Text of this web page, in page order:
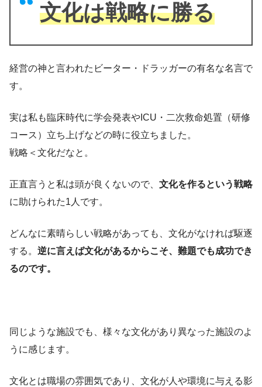
文化は戦略に勝る
経営の神と言われたビーター・ドラッガーの有名な名言で
す。
実は私も臨床時代に学会発表やICU・二次救命処置（研修
コース）立ち上げなどの時に役立ちました。
戦略＜文化だなと。
正直言うと私は頭が良くないので、 文化を作るという戦略
に助けられた1人です。
どんなに素晴らしい戦略があっても、文化がなければ駆逐
する。 逆に言えば文化があるからこそ、難題でも成功でき
るのです。
同じような施設でも、様々な文化があり異なった施設のよ
うに感じます。
文化とは職場の雰囲気であり、文化が人や環境に与える影